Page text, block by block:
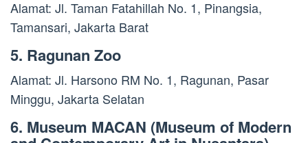
Alamat: Jl. Taman Fatahillah No. 1, Pinangsia,
Tamansari, Jakarta Barat
5. Ragunan Zoo
Alamat: Jl. Harsono RM No. 1, Ragunan, Pasar
Minggu, Jakarta Selatan
6. Museum MACAN (Museum of Modern